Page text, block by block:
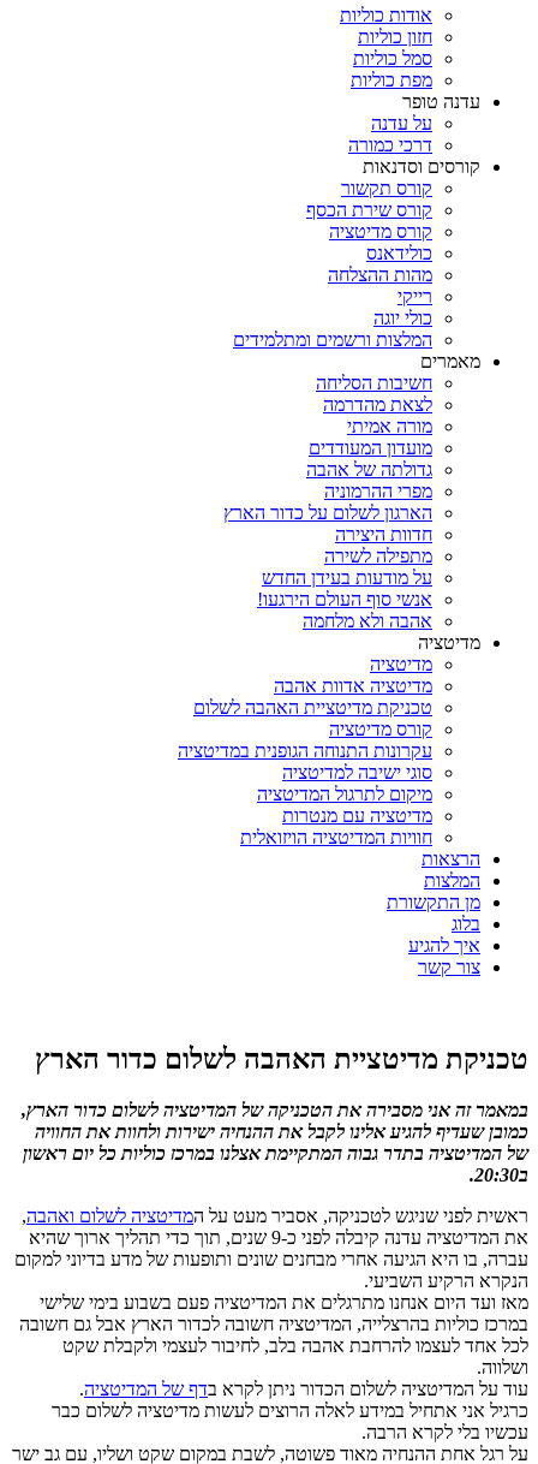
אודות כוליות
חזון כוליות
סמל כוליות
מפת כוליות
עדנה טופר
על עדנה
דרכי כמורה
קורסים וסדנאות
קורס תקשור
קורס שירת הכסף
קורס מדיטציה
כולידאנס
מהות ההצלחה
רייקי
כולי יוגה
המלצות ורשמים ומתלמידים
מאמרים
חשיבות הסליחה
לצאת מהדרמה
מורה אמיתי
מועדון המעודדים
גדולתה של אהבה
מפרי ההרמוניה
הארגון לשלום על כדור הארץ
חדוות היצירה
מתפילה לשירה
על מודעות בעידן החדש
אנשי סוף העולם הירגעו!
אהבה ולא מלחמה
מדיטציה
מדיטציה
מדיטציה אדוות אהבה
טכניקת מדיטציית האהבה לשלום
קורס מדיטציה
עקרונות התנוחה הגופנית במדיטציה
סוגי ישיבה למדיטציה
מיקום לתרגול המדיטציה
מדיטציה עם מנטרות
חוויות המדיטציה הויזואלית
הרצאות
המלצות
מן התקשורת
בלוג
איך להגיע
צור קשר
טכניקת מדיטציית האהבה לשלום כדור הארץ
במאמר זה אני מסבירה את הטכניקה של המדיטציה לשלום כדור הארץ,
כמובן שעדיף להגיע אלינו לקבל את ההנחיה ישירות ולחוות את החוויה
של המדיטציה בתדר גבוה המתקיימת אצלנו במרכז כוליות כל יום ראשון
ב20:30.
ראשית לפני שניגש לטכניקה, אסביר מעט על המדיטציה לשלום ואהבה,
את המדיטציה עדנה קיבלה לפני כ-9 שנים, תוך כדי תהליך ארוך שהיא
עברה, בו היא הגיעה אחרי מבחנים שונים ותופעות של מדע בדיוני למקום
הנקרא הרקיע השביעי.
מאז ועד היום אנחנו מתרגלים את המדיטציה פעם בשבוע בימי שלישי
במרכז כוליות בהרצלייה, המדיטציה חשובה לכדור הארץ אבל גם חשובה
לכל אחד לעצמו להרחבת אהבה בלב, לחיבור לעצמי ולקבלת שקט
ושלווה.
עוד על המדיטציה לשלום הכדור ניתן לקרא בדף של המדיטציה.
כרגיל אני אתחיל במידע לאלה הרוצים לעשות מדיטציה לשלום כבר
עכשיו בלי לקרא הרבה.
על רגל אחת ההנחיה מאוד פשוטה, לשבת במקום שקט ושליו, עם גב ישר